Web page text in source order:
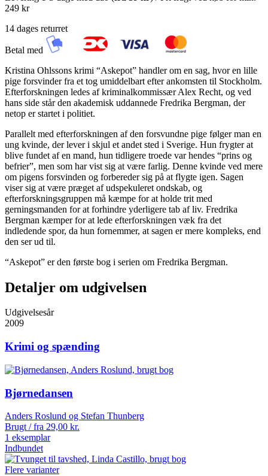
249 kr
14 dages returret
Betal med
Kristina Ohlssons krimi “Askepot” handler om en sag, hvor en lille
pige forsvinder fra et tog umiddelbart efter ankomsten til Stockholm.
Efterforskningen ledes af kriminalkommissær Alex Recht, og ved
hans side står den akademisk uddannede Fredrika Bergman, der
netop er startet i politiet.
Parallelt med efterforskningen af den forsvundne pige følger man en
ung kvinde, der lever i skjul et andet sted i Sverige. Hun frygter at
blive fundet af en mand, hun tidligere troede var hendes “prins og
befrier”, men som har vist sig at være farlig. Denne kvinde ved mere
om pigens forsvinden og forbereder sig på at flygte igen. Sagen
viser sig at være præget af udspekuleret ondskab, og
efterforskningsgruppen må kæmpe for at holde trit med
gerningsmanden for at forhindre yderligere tab af liv. Fredrika
Bergman kæmper for at lede efterforskningen væk fra det
indledende spor, da hun fornemmer, at sagen er mere kompleks, end
den ser ud til.
“Askepot” er den første bog i serien om Fredrika Bergman.
Detaljer om udgivelsen
Udgivelsesår
2009
Krimi og spænding
Bjørnedansen
Anders Roslund og Stefan Thunberg
Brugt / fra 29,00 kr.
1 eksemplar
Indbundet
Flere varianter